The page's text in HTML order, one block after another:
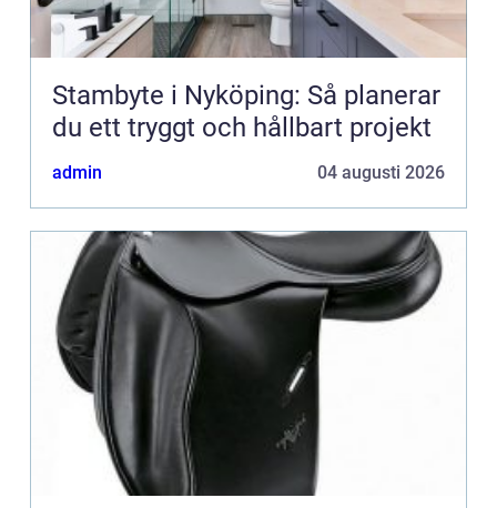
Stambyte i Nyköping: Så planerar
du ett tryggt och hållbart projekt
admin 04 augusti 2026